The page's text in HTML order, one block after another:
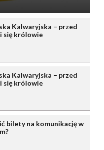
Kalwaryjska – przed
się królowie
Kalwaryjska – przed
się królowie
bilety na komunikację w